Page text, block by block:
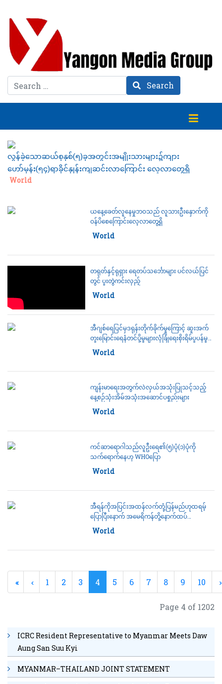
Search Search
လွန်ခဲ့သောဆယ်စုနှစ်(၅)ခုအတွင်းအမျိုးသားများ၌ကျား
ဟော်မုန်း(၅၄)ရာခိုင်နှုန်းကျဆင်းလာကြောင်း လေ့လာတွေ့ရှိ
Category:
World
ယနေ့ခေတ်လူနေမှုဘဝသည် လူသားဦးနှောက်ကို
ဝန်ပိစေကြောင်းလေ့လာတွေ့ရှိ
Category:
World
တရုတ်နှင့်ရုရှား ရေတပ်သင်္ဘောများ ပင်လယ်ပြင်
တွင် ပူးတွဲကင်းလှည့်
Category:
World
အီဂျစ်ရေပြင်မှဒရုန်းတိုက်ခိုက်မှုကြောင့် ဆူးအက်
တူးမြောင်းရေနံတင်ပို့မှုများလုံခြုံရေးစိုးရိမ်ပူပန်မှု
မြင့်တက်
Category:
World
ကျန်းမာရေးအတွက်လဲလှယ်အသုံးပြုသင့်သည့်
နေ့စဉ်သုံးအိမ်အသုံးအဆောင်ပစ္စည်းများ
Category:
World
ကင်ဆာရောဂါသည်လူဦးရေ၏(၅)ပုံ(၁)ပုံကို
သက်ရောက်နေဟု WHOပြော
Category:
World
အီရန်ကိုအပြင်းအထန်လက်တုံ့ပြန်မည်ဟုထရမ့်
ပြောပြီးနောက် အမေရိကန်တို့နောက်ထပ်
လက်စားချေတိုက်ခိုက်
Category:
World
1 2 3 4 5 6 7 8 9 10
Page 4 of 1202
ICRC Resident Representative to Myanmar Meets Daw
Aung San Suu Kyi
MYANMAR–THAILAND JOINT STATEMENT